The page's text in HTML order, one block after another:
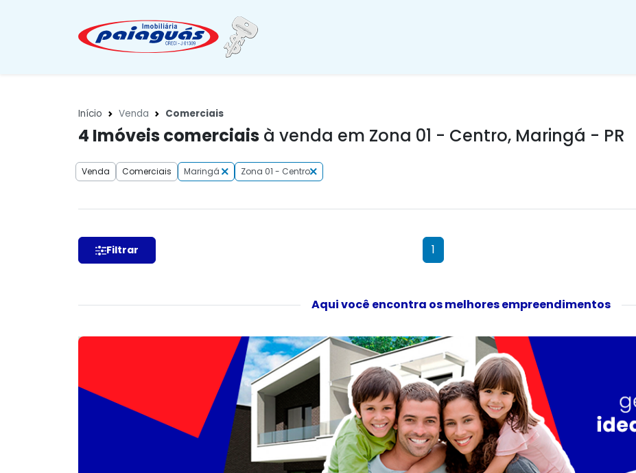
Início Venda Comerciais
4 Imóveis comerciais à venda em Zona 01 - Centro, Maringá - PR
Venda Comerciais Maringá Zona 01 - Centro
Filtrar 1
Aqui você encontra os melhores empreendimentos